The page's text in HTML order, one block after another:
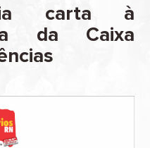
carta à
da Caixa